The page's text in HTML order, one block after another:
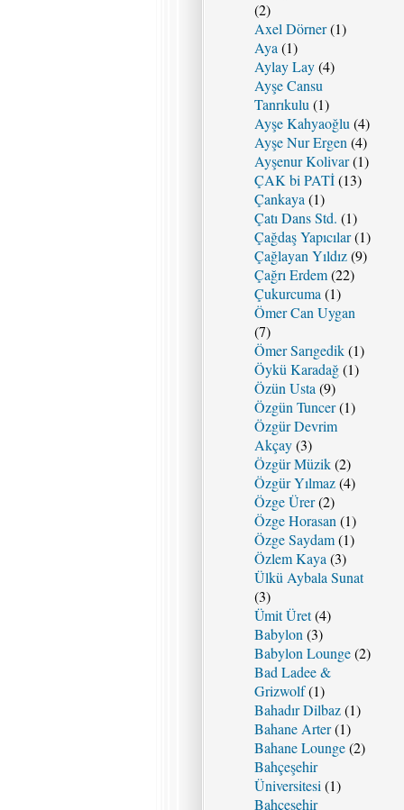
(2)
Axel Dörner(1)
Aya (1)
Aylay Lay(4)
Ayşe Cansu
Tanrıkulu (1)
Ayşe Kahyaoğlu (4)
Ayşe Nur Ergen (4)
Ayşenur Kolivar(1)
ÇAK bi PATİ(13)
Çankaya (1)
Çatı Dans Std. (1)
Çağdaş Yapıcılar(1)
Çağlayan Yıldız(9)
Çağrı Erdem(22)
Çukurcuma (1)
Ömer Can Uygan
(7)
Ömer Sarıgedik(1)
Öykü Karadağ(1)
Özün Usta (9)
Özgün Tuncer(1)
Özgür Devrim
Akçay(3)
Özgür Müzik(2)
Özgür Yılmaz(4)
Özge Ürer(2)
Özge Horasan (1)
Özge Saydam(1)
Özlem Kaya (3)
Ülkü Aybala Sunat
(3)
Ümit Üret(4)
Babylon (3)
Babylon Lounge(2)
Bad Ladee &
Grizwolf(1)
Bahadır Dilbaz(1)
Bahane Arter(1)
Bahane Lounge(2)
Bahçeşehir
Üniversitesi (1)
Bahçeşehir